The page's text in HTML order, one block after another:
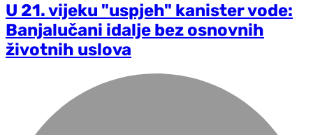
U 21. vijeku "uspjeh" kanister vode:
Banjalučani idalje bez osnovnih
životnih uslova